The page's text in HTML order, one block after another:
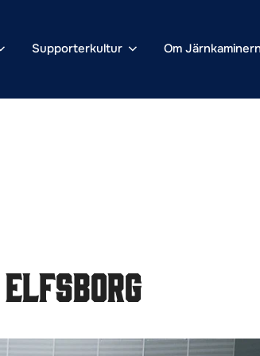
Supporterkultur Om
Elfsborg